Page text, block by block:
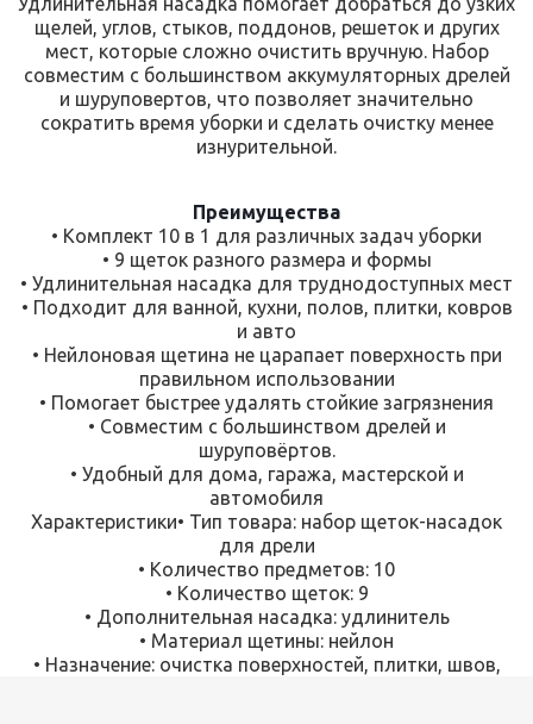
щелей, углов, стыков, поддонов, решеток и других
мест, которые сложно очистить вручную. Набор
совместим с большинством аккумуляторных дрелей
и шуруповертов, что позволяет значительно
сократить время уборки и сделать очистку менее
изнурительной.
Преимущества
• Комплект 10 в 1 для различных задач уборки
• 9 щеток разного размера и формы
• Удлинительная насадка для труднодоступных мест
• Подходит для ванной, кухни, полов, плитки, ковров
и авто
• Нейлоновая щетина не царапает поверхность при
правильном использовании
• Помогает быстрее удалять стойкие загрязнения
• Совместим с большинством дрелей и
шуруповёртов.
• Удобный для дома, гаража, мастерской и
автомобиля
Характеристики• Тип товара: набор щеток-насадок
для дрели
• Количество предметов: 10
• Количество щеток: 9
• Дополнительная насадка: удлинитель
• Материал щетины: нейлон
• Назначение: очистка поверхностей, плитки, швов,